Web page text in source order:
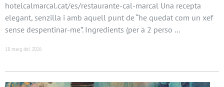
hotelcalmarcal.cat/es/restaurante-cal-marcal Una recepta
elegant, senzilla i amb aquell punt de “he quedat com un xef
sense despentinar-me”. Ingredients (per a 2 perso …
18 maig del 2026